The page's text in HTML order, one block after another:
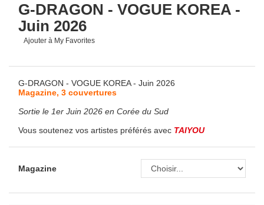
G-DRAGON - VOGUE KOREA -
Juin 2026
Ajouter à My Favorites
G-DRAGON - VOGUE KOREA - Juin 2026
Magazine, 3 couvertures
Sortie le 1er Juin 2026 en Corée du Sud
Vous soutenez vos artistes préférés avec TAIYOU
Magazine